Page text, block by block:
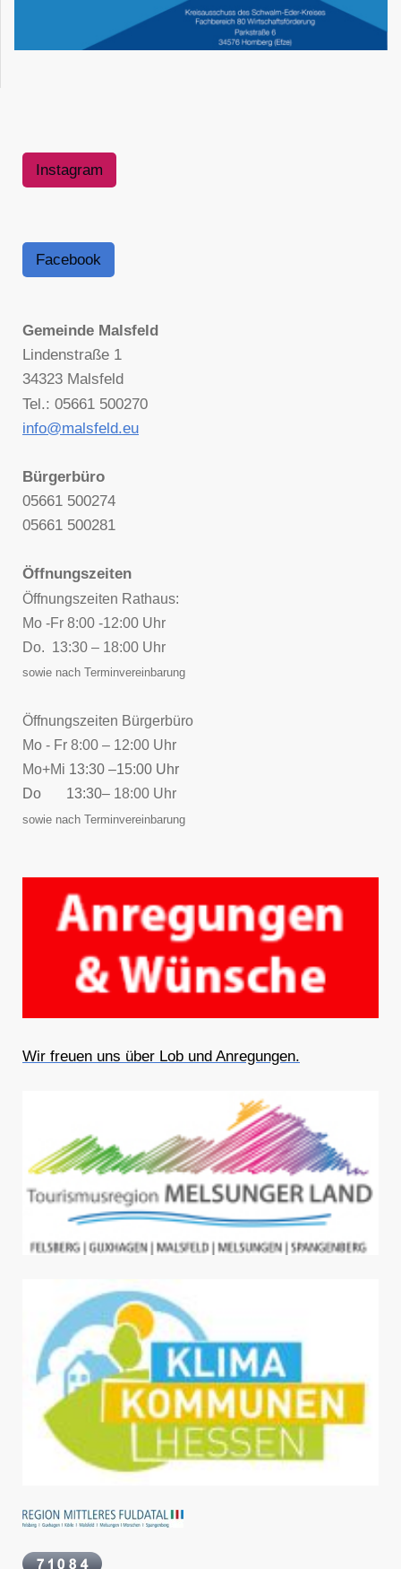
Instagram
Facebook
Gemeinde Malsfeld
Lindenstraße 1
34323 Malsfeld
Tel.: 05661 500270
info@malsfeld.eu
Bürgerbüro
05661 500274
05661 500281
Öffnungszeiten
Öffnungszeiten Rathaus:
Mo -Fr 8:00 -12:00 Uhr
Do. 13:30 – 18:00 Uhr
sowie nach Terminvereinbarung
Öffnungszeiten Bürgerbüro
Mo - Fr 8:00 – 12:00 Uhr
Mo+Mi 13:30 –15:00 Uhr
Do 13:30– 18:00 Uhr
sowie nach Terminvereinbarung
Wir freuen uns über Lob und Anregungen.